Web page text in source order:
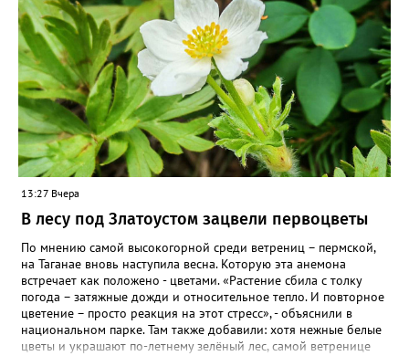
13:27 Вчера
В лесу под Златоустом зацвели первоцветы
По мнению самой высокогорной среди ветрениц – пермской,
на Таганае вновь наступила весна. Которую эта анемона
встречает как положено - цветами. «Растение сбила с толку
погода – затяжные дожди и относительное тепло. И повторное
цветение – просто реакция на этот стресс», - объяснили в
национальном парке. Там также добавили: хотя нежные белые
цветы и украшают по-летнему зелёный лес, самой ветренице